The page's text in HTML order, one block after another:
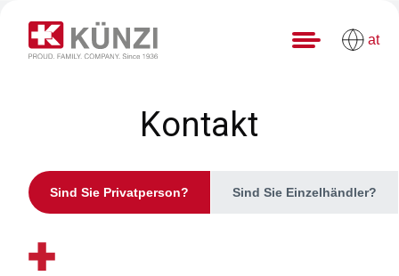
at
Kontakt
Sind Sie Privatperson? Sind Sie Einzelhändler?